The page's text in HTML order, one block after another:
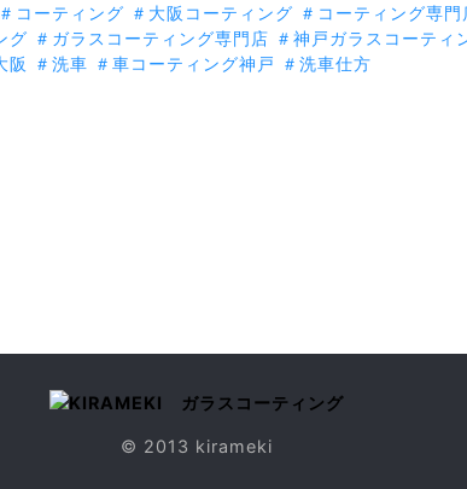
＃コーティング ＃大阪コーティング ＃コーティング専門
グ ＃ガラスコーティング専門店 ＃神戸ガラスコーティ
阪
＃洗車 ＃車コーティング神戸 ＃洗車仕方
© 2013 kirameki